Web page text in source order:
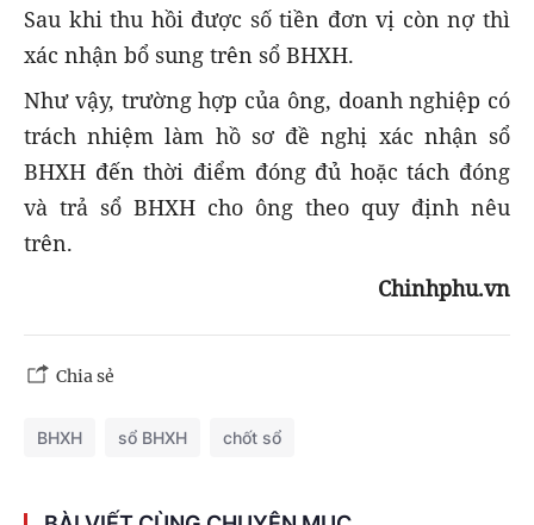
Sau khi thu hồi được số tiền đơn vị còn nợ thì
xác nhận bổ sung trên sổ BHXH.
Như vậy, trường hợp của ông, doanh nghiệp có
trách nhiệm làm hồ sơ đề nghị xác nhận sổ
BHXH đến thời điểm đóng đủ hoặc tách đóng
và trả sổ BHXH cho ông theo quy định nêu
trên.
Chinhphu.vn
Chia sẻ
BHXH sổ BHXH chốt sổ